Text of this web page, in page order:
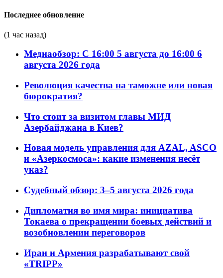
Последнее обновление
(1 час назад)
Медиаобзор: С 16:00 5 августа до 16:00 6
августа 2026 года
Революция качества на таможне или новая
бюрократия?
Что стоит за визитом главы МИД
Азербайджана в Киев?
Новая модель управления для AZAL, ASCO
и «Азеркосмоса»: какие изменения несёт
указ?
Судебный обзор: 3–5 августа 2026 года
Дипломатия во имя мира: инициатива
Токаева о прекращении боевых действий и
возобновлении переговоров
Иран и Армения разрабатывают свой
«TRIPP»